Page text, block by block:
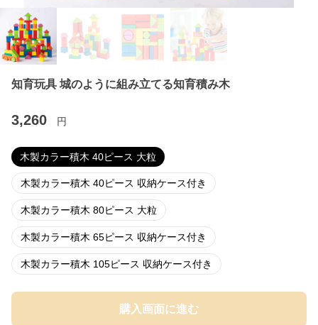
知育玩具 城のように組み立てる知育積み木
3,260 円
木製カラー積木 40ピース 大粒
木製カラー積木 40ピース 収納ケース付き
木製カラー積木 80ピース 大粒
木製カラー積木 65ピース 収納ケース付き
木製カラー積木 105ピース 収納ケース付き
購入画面に進む